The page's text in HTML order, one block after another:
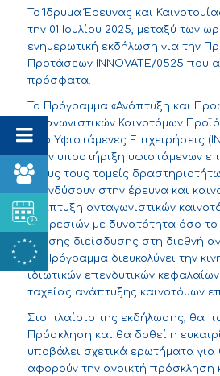
Το Ίδρυμα Έρευνας και
την 01 Ιουλίου 2025, μεταξύ των
ενημερωτική εκδήλωση για την
Προτάσεων INNOVATE/0525 που
πρόσφατα.
Το Πρόγραμμα «Ανάπτυξη και
Ανταγωνιστικών Καινοτόμων
από Υφιστάμενες Επιχειρήσεις
στην υποστήριξη υφιστάμενων
όλους τους τομείς
επενδύσουν στην έρευνα και
ανάπτυξη ανταγωνιστικών
υπηρεσιών με δυνατότητα όσο το
άμεσης διείσδυσης στη διεθνή
το Πρόγραμμα διευκολύνει την
ιδιωτικών επενδυτικών
ταχείας ανάπτυξης καινοτόμων
Στο πλαίσιο της εκδήλωσης, θα
Πρόσκληση και θα δοθεί η
υποβάλει σχετικά ερωτήματα
αφορούν την ανοικτή πρόσκληση